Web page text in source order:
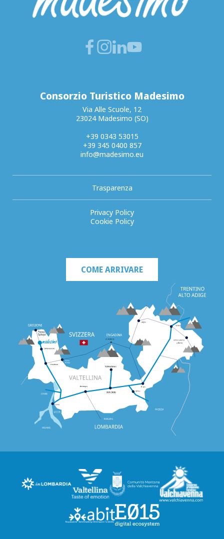
Consorzio Turistico Madesimo
Via Alle Scuole, 12
23024 Madesimo (SO)
+39 0343 53015
+39 345 0400 857
info@madesimo.eu
Trasparenza
Privacy Policy
Cookie Policy
COME ARRIVARE